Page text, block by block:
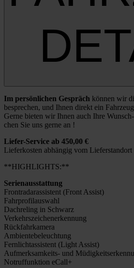
Im per­sön­li­chen Gespräch kön­nen wir
bespre­chen, und Ihnen direkt ein
Ger­ne bie­ten wir Ihnen auch Ihre
chen Sie uns ger­ne an !
Lie­­fer-Ser­­vice ab 450,00 €
Lie­fer­kos­ten abhän­gig vom Lie­fer­stand­ort
**HIGHLIGHTS:**
Seri­en­aus­stat­tung
Front­ra­dar­as­sis­tent (Front Assist)
Fahr­pro­fil­aus­wahl
Dach­re­ling in Schwarz
Ver­kehrs­zei­chen­er­ken­nung
Rück­fahr­ka­me­ra
Ambi­en­te­be­leuch­tung
Fern­licht­as­sis­tent (Light Assist)
Auf­­­mer­k­­sam­keits- und
Not­ruf­funk­ti­on eCall+